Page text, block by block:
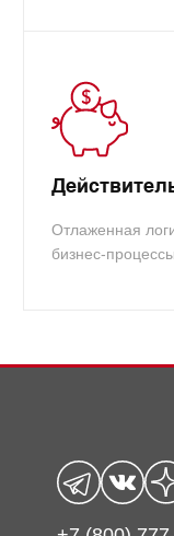
Отлаженная
бизнес-